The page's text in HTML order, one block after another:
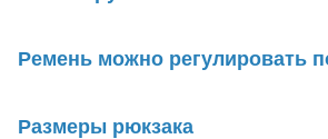
Ремень можно регулировать
Размеры рюкзака